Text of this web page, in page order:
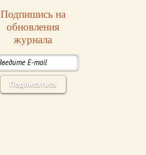
Подпишись на
обновления
журнала
Подписаться